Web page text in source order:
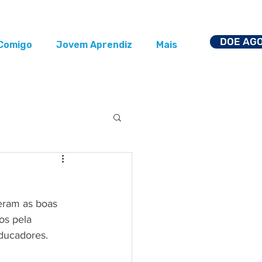
Jovem Aprendiz Mais DOE
as boas
pela